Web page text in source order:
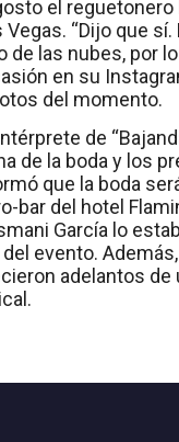
el reguetonero
“Dijo que sí.
de las nubes, por lo
en su
del momento.
de
de la boda y los
que la boda
bar del hotel
García lo
evento.
adelantos de